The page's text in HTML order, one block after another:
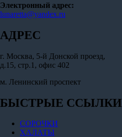
Электронный адрес:
lunaretta@yandex.ru
АДРЕС
г. Москва, 5-й Донской проезд,
д.15, стр.1, офис 402
м. Ленинский проспект
БЫСТРЫЕ ССЫЛКИ
СОРОЧКИ
ХАЛАТЫ